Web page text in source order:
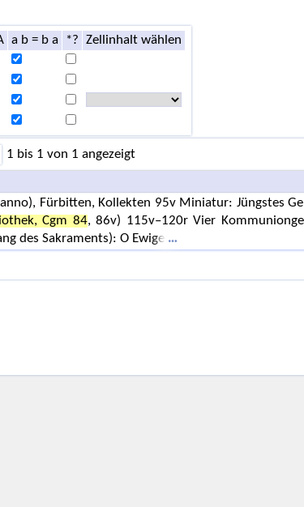
a b = b a *?
Zellinhalt wählen
1 bis 1 von 1 angezeigt
Fürbitten, Kollekten 95v Miniatur: Jüngstes
Cgm 84, 86v) 115v–120r Vier
des Sakraments): O Ewige